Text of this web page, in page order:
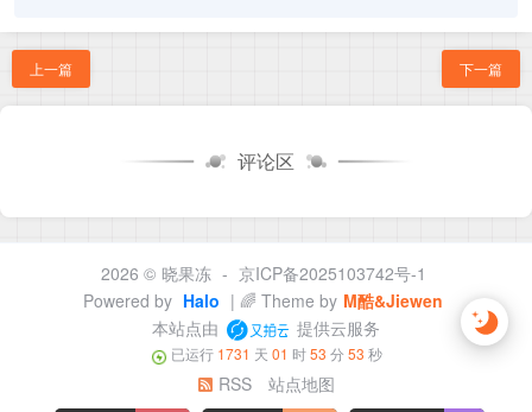
上一篇 下一篇
评论区
2026 © 晓果冻 - 京ICP备2025103742号-1
Powered by Halo | 🌈 Theme by M酷&Jiewen
本站点由
提供云服务
已运行 1731 天 01 时53 分 54 秒
RSS 站点地图